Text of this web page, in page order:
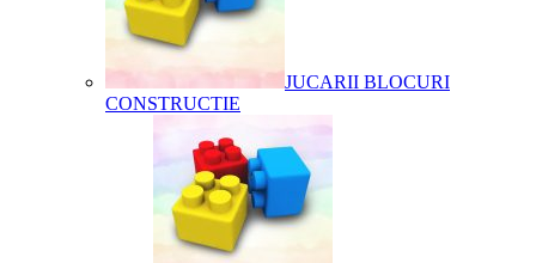
JUCARII BLOCURI
CONSTRUCTIE